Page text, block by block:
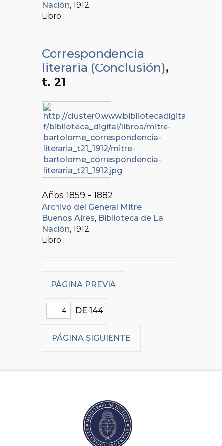
Nación, 1912
Libro
Correspondencia
literaria (Conclusión),
t. 21
Años 1859 - 1882
Archivo del General Mitre
Buenos Aires, Biblioteca de La
Nación, 1912
Libro
PÁGINA PREVIA
DE 144
PÁGINA SIGUIENTE